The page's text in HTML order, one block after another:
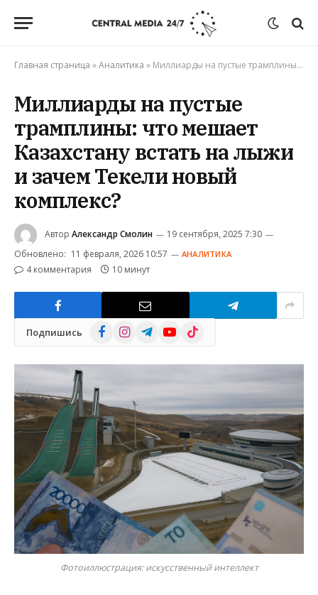
Главная страница »Аналитика » Миллиарды на пустые трамплины: что мешает Казахстану встать на лыжи и зачем Текели новый комплекс?
Миллиарды на пустые
трамплины: что мешает
Казахстану встать на лыжи
и зачем Текели новый
комплекс?
Автор Александр Смолин
19 сентября, 2025 7:30
Обновлено: 11 февраля, 2026 10:57 АНАЛИТИКА
4 комментария 10 минут
Подпишись FacebookInstagramTelegramYouTube
TikTok
Фотоиллюстрация: искусственный интеллект